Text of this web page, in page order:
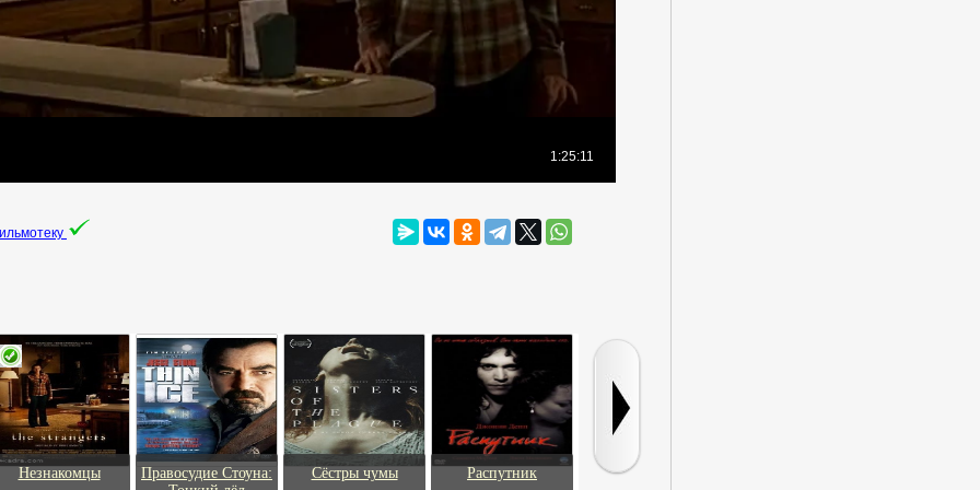
Незнакомцы
Правосудие Стоуна:
Сёстры чумы Распутник Рэй встречает Елену